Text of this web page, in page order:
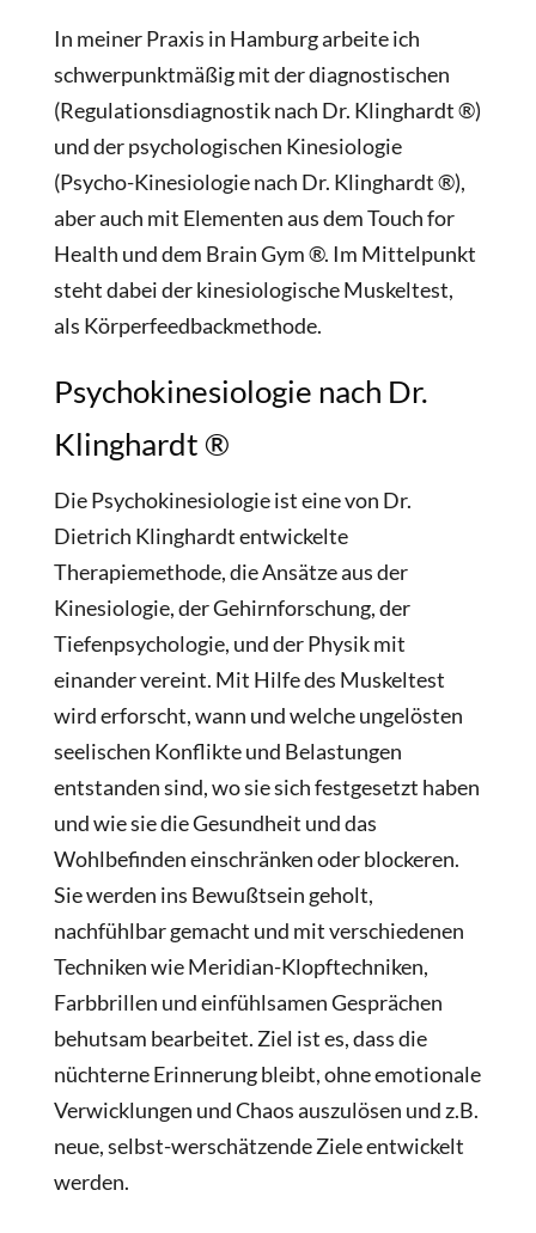
In meiner Praxis in Hamburg arbeite ich
schwerpunktmäßig mit der diagnostischen
(Regulationsdiagnostik nach Dr. Klinghardt ®)
und der psychologischen Kinesiologie
(Psycho-Kinesiologie nach Dr. Klinghardt ®),
aber auch mit Elementen aus dem Touch for
Health und dem Brain Gym ®. Im Mittelpunkt
steht dabei der kinesiologische Muskeltest,
als Körperfeedbackmethode.
Psychokinesiologie nach Dr.
Klinghardt ®
Die Psychokinesiologie ist eine von Dr.
Dietrich Klinghardt entwickelte
Therapiemethode, die Ansätze aus der
Kinesiologie, der Gehirnforschung, der
Tiefenpsychologie, und der Physik mit
einander vereint. Mit Hilfe des Muskeltest
wird erforscht, wann und welche ungelösten
seelischen Konflikte und Belastungen
entstanden sind, wo sie sich festgesetzt haben
und wie sie die Gesundheit und das
Wohlbefinden einschränken oder blockeren.
Sie werden ins Bewußtsein geholt,
nachfühlbar gemacht und mit verschiedenen
Techniken wie Meridian-Klopftechniken,
Farbbrillen und einfühlsamen Gesprächen
behutsam bearbeitet. Ziel ist es, dass die
nüchterne Erinnerung bleibt, ohne emotionale
Verwicklungen und Chaos auszulösen und z.B.
neue, selbst-werschätzende Ziele entwickelt
werden.